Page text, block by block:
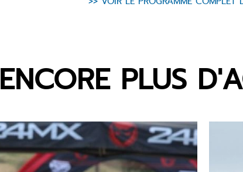
ENCORE PLUS